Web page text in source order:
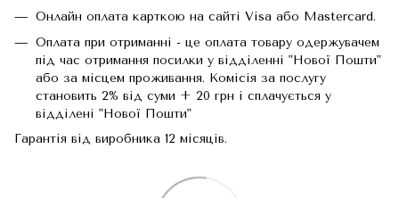
Онлайн оплата карткою на сайті Visa або Mastercard.
Оплата при отриманні - це оплата товару одержувачем
під час отримання посилки у відділенні "Нової Пошти"
або за місцем проживання. Комісія за послугу
становить 2% від суми + 20 грн і сплачується у
відділені "Нової Пошти"
Гарантія від виробника 12 місяців.